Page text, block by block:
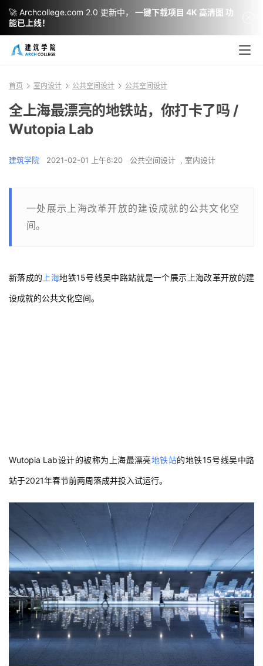
首页 室内设计 公共空间设计 公共空间设计
全上海最漂亮的地铁站，你打卡了吗 /
Wutopia Lab
建筑学院 2021-02-01 上午6:20 公共空间设计 , 室内设计
一处展示上海改革开放的建设成就的公共文化空
间。
新落成的 上海地铁15号线吴中路站就是一个展示上海改革开放的建
设成就的公共文化空间。
Wutopia Lab设计的被称为上海最漂亮地铁站的地铁15号线吴中路
站于2021年春节前两周落成并投入试运行。
🚀 Archcollege.com 2.0 更新中，
一键下载项目 4K 高清图 功
能已上线！